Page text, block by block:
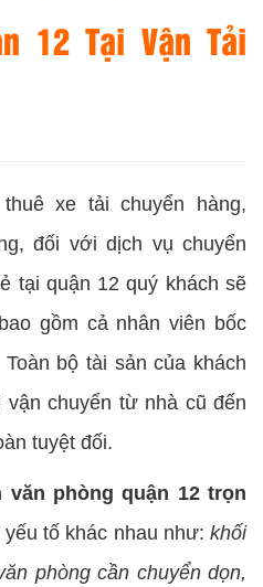
12 Tại Vận Tải
xe tải chuyển hàng,
đối với dịch vụ chuyển
tại quận 12 quý khách sẽ
gồm cả nhân viên bốc
bộ tài sản của khách
chuyển từ nhà cũ đến
tuyệt đối.
văn phòng quận 12 trọn
tố khác nhau như: khối
phòng cần chuyển dọn,